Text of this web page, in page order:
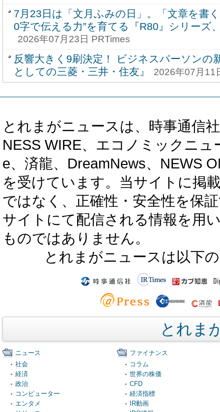
7月23日は「文月ふみの日」。「文章を書
0字で伝える力”を育てる『R80』シリーズ
2026年07月23日 PRTimes
反響大きく9刷決定！ ビジネスパーソンの
としての三菱・三井・住友』
2026年07月11
とれまがニュースは、時事通信
NESS WIRE、エコノミックニ
e、済龍、DreamNews、NEWS
を受けています。当サイトに掲
ではなく、正確性・安全性を保
サイトにて配信される情報を用
ものではありません。
とれまがニュースは以下
とれま
ニュース
社会
経済
政治
コンピューター
エンタメ
ファイナンス
コラム
世界の株価
CFD
経済指標
IR動画